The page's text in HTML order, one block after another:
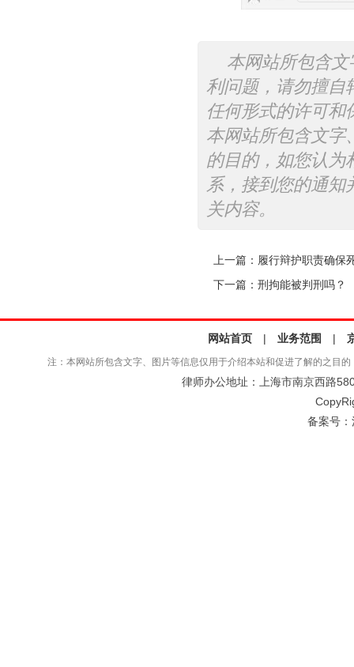
本网站所包含
利问题，请勿擅自
任何形式的许可和
本网站所包含文字
的目的，如您认为
系，接到您的通知
关内容。
上一篇： 履行辩护职责确保
下一篇： 刑拘能被判刑吗？
网站首页 | 业务范围 |
注：本网站所包含文字、图片等信息仅用于介绍本站和促进了解的之目
律师办公地址：上海市南京西路
备案号：